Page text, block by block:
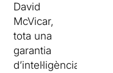
David
McVicar,
tota una
garantia
d’intel·ligència,